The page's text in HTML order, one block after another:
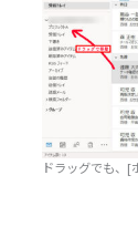
ドラッグでも、